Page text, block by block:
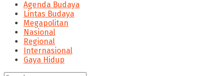
Agenda Budaya
Lintas Budaya
Megapolitan
Nasional
Regional
Internasional
Gaya Hidup